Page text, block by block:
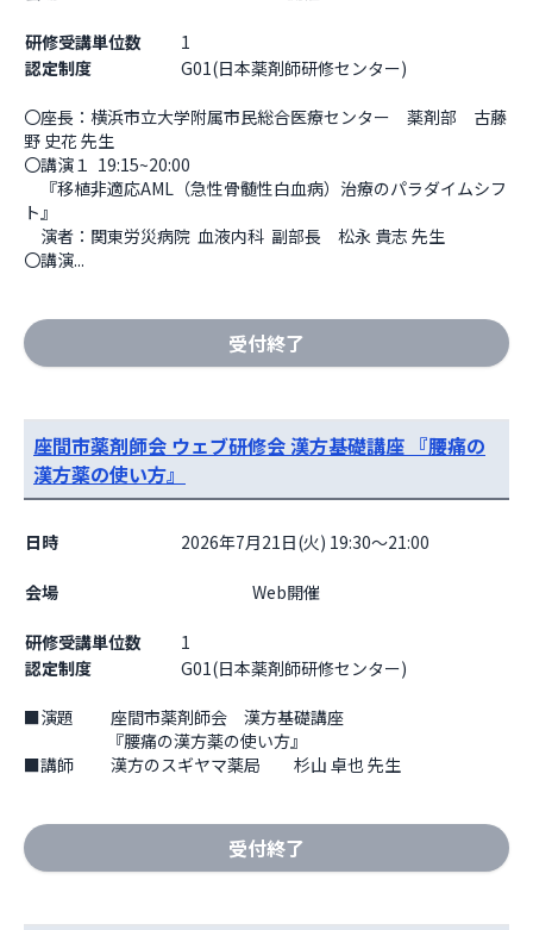
研修受講単位数
1
認定制度
G01(日本薬剤師研修センター)
〇座長：横浜市⽴⼤学附属市⺠総合医療センター　薬剤部　古藤
野 史花 先生
〇講演１  19:15~20:00
『移植非適応AML（急性骨髄性白血病）治療のパラダイムシフ
ト』
演者：関東労災病院  血液内科  副部⻑　松永 貴志 先生
〇講演...
受付終了
座間市薬剤師会 ウェブ研修会 漢方基礎講座 『腰痛の
漢方薬の使い方』
日時 2026年7月21日(火) 19:30～21:00
会場
研修受講単位数
1
認定制度
G01(日本薬剤師研修センター)
■演題　　 座間市薬剤師会　漢方基礎講座
『腰痛の漢方薬の使い方』
■講師　　 漢方のスギヤマ薬局　　杉山 卓也 先生
受付終了